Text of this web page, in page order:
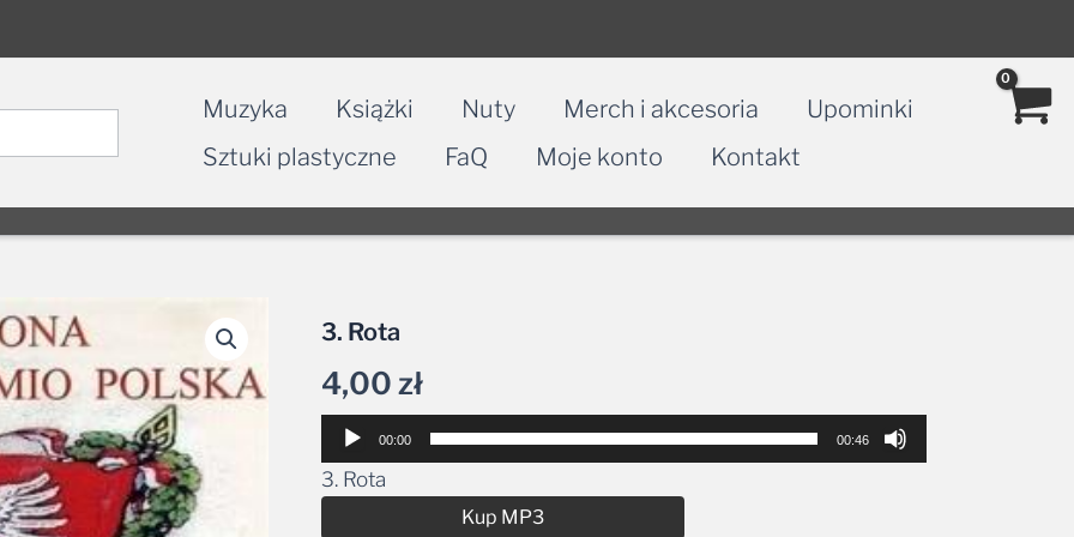
Muzyka Książki Nuty Merch i akcesoria
Upominki
Sztuki plastyczne
FaQ Moje konto Kontakt
3. Rota
4,00zł
Odtwarzacz
plików
dźwiękowych
00:00 00:46
3. Rota
Kup MP3